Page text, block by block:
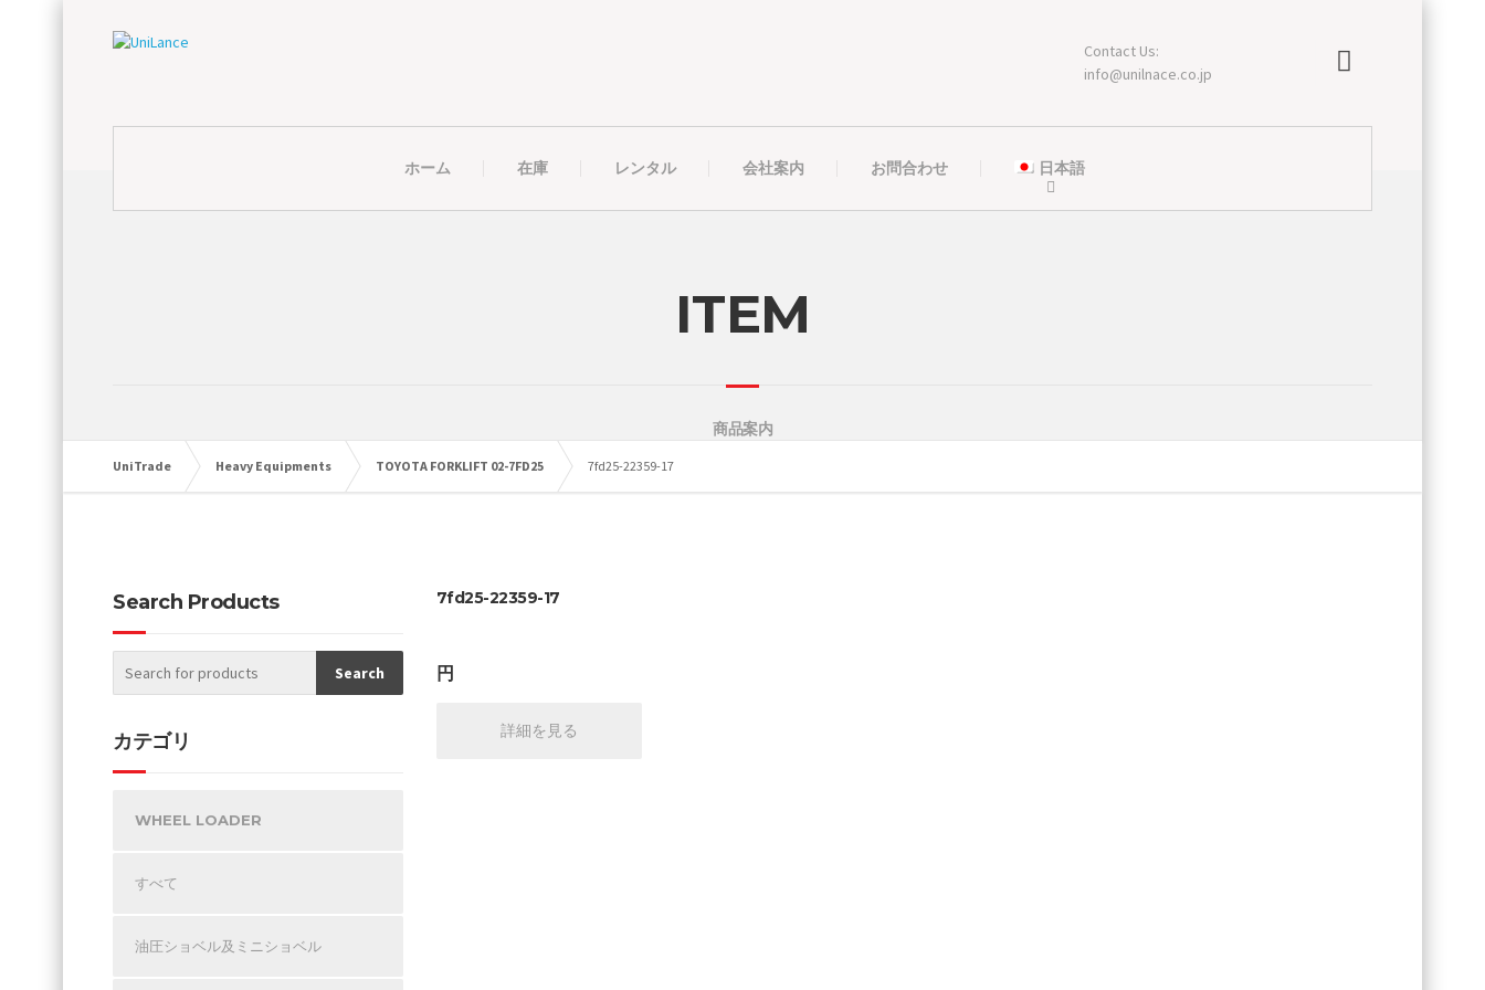
Contact Us:
info@unilnace.co.jp
ホーム 在庫 レンタル 会社案内 お問合わせ 日本語
ITEM
商品案内
UniTrade Heavy Equipments TOYOTA FORKLIFT 02-7FD25 7fd25-22359-17
7fd25-22359-17
円
詳細を見る
Search Products
カテゴリ
WHEEL LOADER
すべて
油圧ショベル及ミニショベル